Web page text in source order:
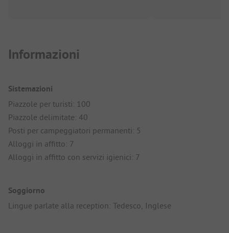
Informazioni
Sistemazioni
Piazzole per turisti: 100
Piazzole delimitate: 40
Posti per campeggiatori permanenti: 5
Alloggi in affitto: 7
Alloggi in affitto con servizi igienici: 7
Soggiorno
Lingue parlate alla reception: Tedesco, Inglese